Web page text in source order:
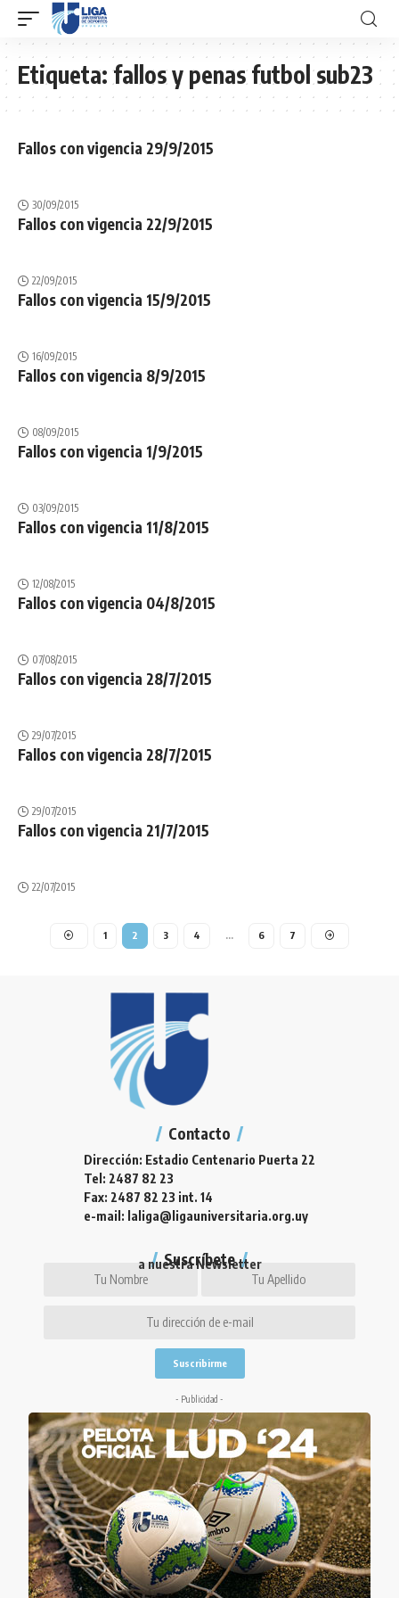
Etiqueta:fallos y penas futbol sub23
Fallos con vigencia 29/9/2015
30/09/2015
Fallos con vigencia 22/9/2015
22/09/2015
Fallos con vigencia 15/9/2015
16/09/2015
Fallos con vigencia 8/9/2015
08/09/2015
Fallos con vigencia 1/9/2015
03/09/2015
Fallos con vigencia 11/8/2015
12/08/2015
Fallos con vigencia 04/8/2015
07/08/2015
Fallos con vigencia 28/7/2015
29/07/2015
Fallos con vigencia 28/7/2015
29/07/2015
Fallos con vigencia 21/7/2015
22/07/2015
1 2 3 4 … 6 7
Contacto
Dirección: Estadio Centenario Puerta 22
Tel: 2487 82 23
Fax: 2487 82 23 int. 14
e-mail: laliga@ligauniversitaria.org.uy
Suscríbete
a nuestra Newsletter
- Publicidad -